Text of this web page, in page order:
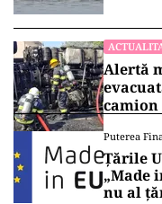
Alertă
camion
Puterea
Țările
„Made
nu al